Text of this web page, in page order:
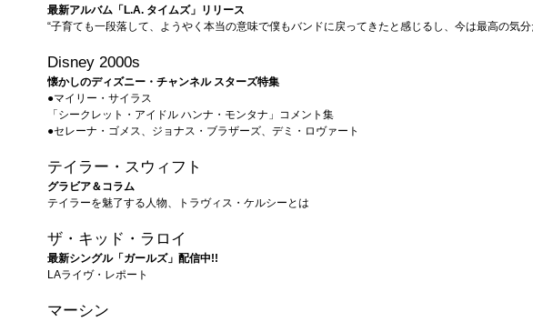
最新アルバム「L.A. タイムズ」リリース
“子育ても一段落して、ようやく本当の意味で僕もバンドに戻ってきたと感じるし、今は最高の気分
Disney 2000s
懐かしのディズニー・チャンネル スターズ特集
●マイリー・サイラス
「シークレット・アイドル ハンナ・モンタナ」コメント集
●セレーナ・ゴメス、ジョナス・ブラザーズ、デミ・ロヴァート
テイラー・スウィフト
グラビア＆コラム
テイラーを魅了する人物、トラヴィス・ケルシーとは
ザ・キッド・ラロイ
最新シングル「ガールズ」配信中!!
LAライヴ・レポート
マーシン